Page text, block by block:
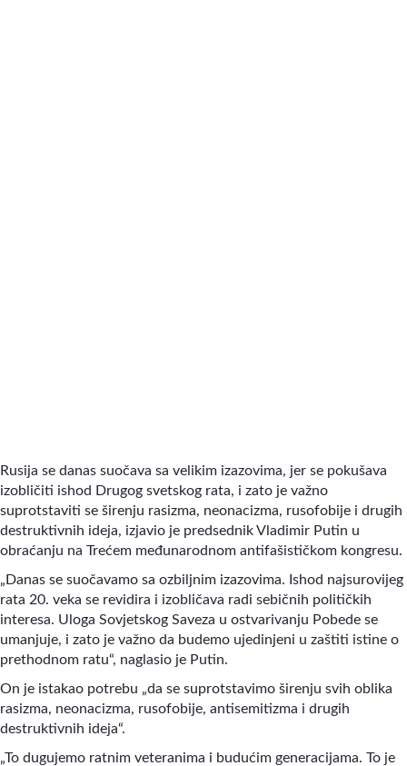
Rusija se danas suočava sa velikim izazovima, jer se pokušava
izobličiti ishod Drugog svetskog rata, i zato je važno
suprotstaviti se širenju rasizma, neonacizma, rusofobije i drugih
destruktivnih ideja, izjavio je predsednik Vladimir Putin u
obraćanju na Trećem međunarodnom antifašističkom kongresu.
„Danas se suočavamo sa ozbiljnim izazovima. Ishod najsurovijeg
rata 20. veka se revidira i izobličava radi sebičnih političkih
interesa. Uloga Sovjetskog Saveza u ostvarivanju Pobede se
umanjuje, i zato je važno da budemo ujedinjeni u zaštiti istine o
prethodnom ratu“, naglasio je Putin.
On je istakao potrebu „da se suprotstavimo širenju svih oblika
rasizma, neonacizma, rusofobije, antisemitizma i drugih
destruktivnih ideja“.
„To dugujemo ratnim veteranima i budućim generacijama. To je